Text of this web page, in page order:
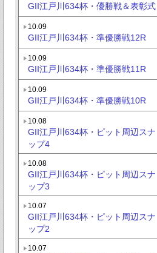
GII江戸川634杯・優勝戦＆表彰式
10.09
GII江戸川634杯・準優勝戦12R
10.09
GII江戸川634杯・準優勝戦11R
10.09
GII江戸川634杯・準優勝戦10R
10.08
GII江戸川634杯・ピット周辺スナ
ップ4
10.08
GII江戸川634杯・ピット周辺スナ
ップ3
10.07
GII江戸川634杯・ピット周辺スナ
ップ2
10.07